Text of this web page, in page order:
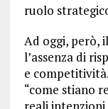
ruolo
Ad oggi, però,
l’assenza di
e
“come stiano